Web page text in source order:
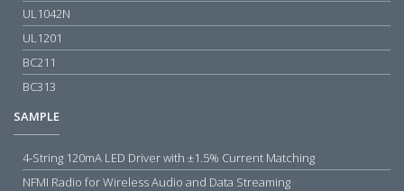
UL1042N
UL1201
BC211
BC313
SAMPLE
4-String 120mA LED Driver with ±1.5% Current Matching
NFMI Radio for Wireless Audio and Data Streaming